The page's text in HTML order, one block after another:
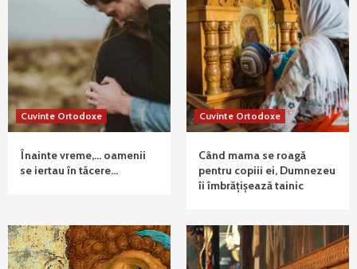
Cuvinte Ortodoxe
Înainte vreme,… oamenii
se iertau în tăcere…
Cuvinte Ortodoxe
Când mama se roagă
pentru copiii ei, Dumnezeu
îi îmbrățișează tainic